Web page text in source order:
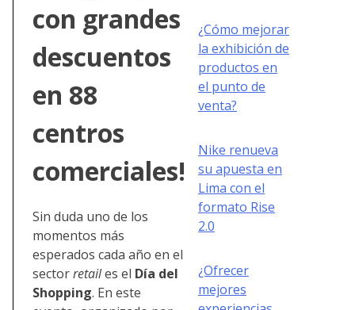
con grandes
descuentos
en 88
centros
comerciales!
Sin duda uno de los
momentos más
esperados cada año en el
sectorretailes el Día del
Shopping. En este
¿Cómo mejorar
la exhibición de
productos en
el punto de
venta?
Nike renueva
su apuesta en
Lima con el
formato Rise
2.0
¿Ofrecer
mejores